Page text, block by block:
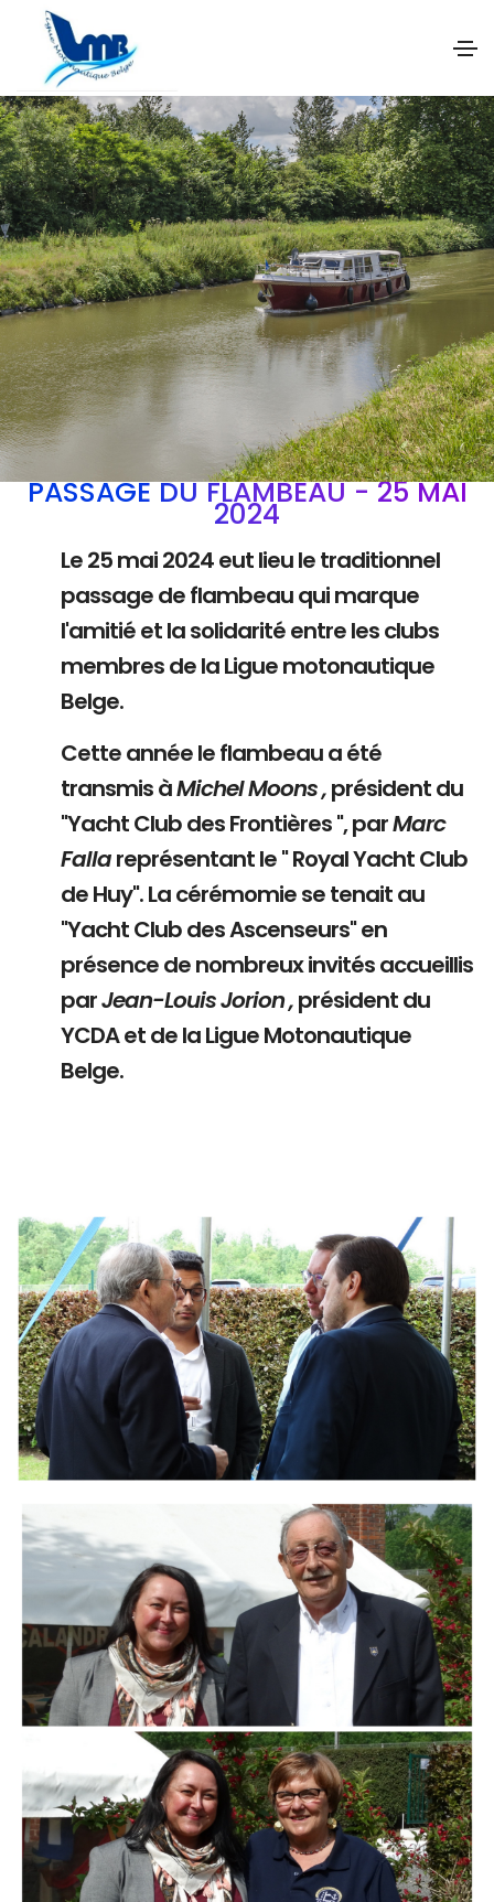
PASSAGE DU FLAMBEAU - 25 MAI
2024
Le 25 mai 2024 eut lieu le traditionnel
passage de flambeau qui marque
l'amitié et la solidarité entre les clubs
membres de la Ligue motonautique
Belge.
Cette année le flambeau a été
transmis àMichel Moons ,président du
"Yacht Club des Frontières ", parMarc
Fallareprésentant le " Royal Yacht Club
de Huy". La cérémomie se tenait au
"Yacht Club des Ascenseurs" en
présence de nombreux invités accueillis
parJean-Louis Jorion ,président du
YCDA et de la Ligue Motonautique
Belge.
Branding
ARMCHAIR
ARMCHAIR